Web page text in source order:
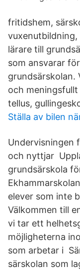
fritidshem,
vuxenutbildning,
lärare till
som ansvarar
grundsärskolan.
och
tellus,
Ställa av bilen
Undervisningen
och nyttjar
grundsärskola
elever som inte
Välkommen till
vi tar ett
möjligheterna
som arbetar i
särskolan som